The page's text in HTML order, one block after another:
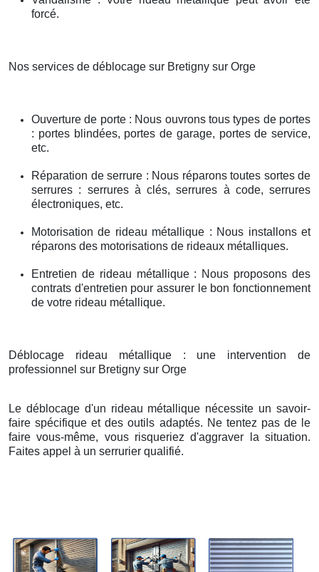
forcé.
Nos services de déblocage sur Bretigny sur Orge
Ouverture de porte : Nous ouvrons tous types de portes
: portes blindées, portes de garage, portes de service,
etc.
Réparation de serrure : Nous réparons toutes sortes de
serrures : serrures à clés, serrures à code, serrures
électroniques, etc.
Motorisation de rideau métallique : Nous installons et
réparons des motorisations de rideaux métalliques.
Entretien de rideau métallique : Nous proposons des
contrats d'entretien pour assurer le bon fonctionnement
de votre rideau métallique.
Déblocage rideau métallique : une intervention de
professionnel sur Bretigny sur Orge
Le déblocage d'un rideau métallique nécessite un savoir-
faire spécifique et des outils adaptés. Ne tentez pas de le
faire vous-même, vous risqueriez d'aggraver la situation.
Faites appel à un serrurier qualifié.